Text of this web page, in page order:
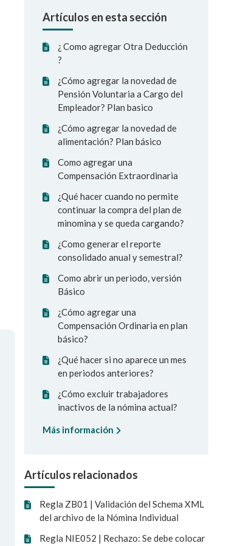
Artículos en esta sección
¿ Como agregar Otra Deducción
?
¿Cómo agregar la novedad de
Pensión Voluntaria a Cargo del
Empleador? Plan basico
¿Cómo agregar la novedad de
alimentación? Plan básico
Como agregar una
Compensación Extraordinaria
¿Qué hacer cuando no permite
continuar la compra del plan de
minomina y se queda cargando?
¿Como generar el reporte
consolidado anual y semestral?
Como abrir un periodo, versión
Básico
¿Cómo agregar una
Compensación Ordinaria en plan
básico?
¿Qué hacer si no aparece un mes
en periodos anteriores?
¿Cómo excluir trabajadores
inactivos de la nómina actual?
Más información
Artículos relacionados
Regla ZB01 | Validación del Schema XML
del archivo de la Nómina Individual
Regla NIE052 | Rechazo: Se debe colocar